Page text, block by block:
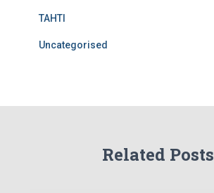
TAHTI
Uncategorised
Related Posts